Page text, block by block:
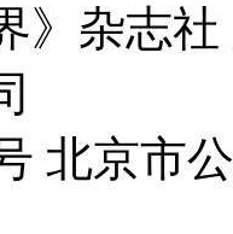
》杂志
北京市